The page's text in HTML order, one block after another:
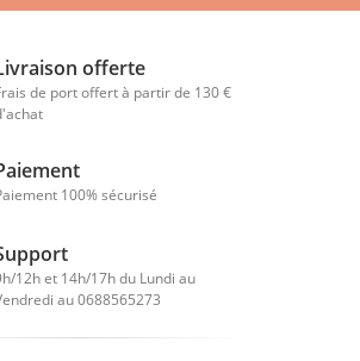
offerte
de port offert à partir de 130 €
100% sécurisé
12h et 14h/17h du Lundi au
au 0688565273